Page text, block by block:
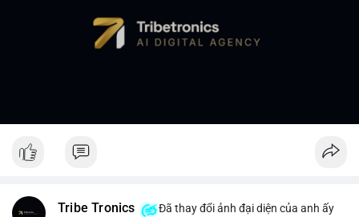
Tribe Tronics Đã thay đổi ảnh đại diện của anh ấy